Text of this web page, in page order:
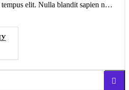
elit. Nulla blandit sapien non
Поиск